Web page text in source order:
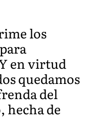
los
en virtud
quedamos
del
hecha de